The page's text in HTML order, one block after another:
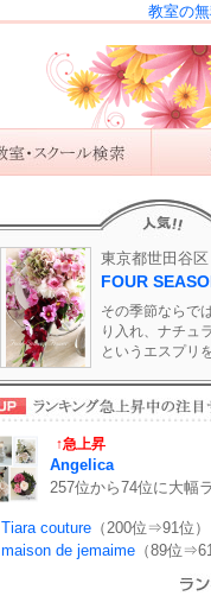
教室の
東京都世田谷区
FOUR
その季節ならで
り入れ、ナチュ
というエスプリ
↑急上昇
Angelica
257位から74位に大幅
Tiara couture （200位⇒91位）
maison de jemaime （89位